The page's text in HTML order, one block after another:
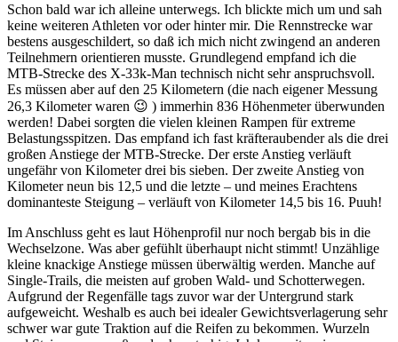
Schon bald war ich alleine unterwegs. Ich blickte mich um und sah
keine weiteren Athleten vor oder hinter mir. Die Rennstrecke war
bestens ausgeschildert, so daß ich mich nicht zwingend an anderen
Teilnehmern orientieren musste. Grundlegend empfand ich die
MTB-Strecke des X-33k-Man technisch nicht sehr anspruchsvoll.
Es müssen aber auf den 25 Kilometern (die nach eigener Messung
26,3 Kilometer waren 😉 ) immerhin 836 Höhenmeter überwunden
werden! Dabei sorgten die vielen kleinen Rampen für extreme
Belastungsspitzen. Das empfand ich fast kräfteraubender als die drei
großen Anstiege der MTB-Strecke. Der erste Anstieg verläuft
ungefähr von Kilometer drei bis sieben. Der zweite Anstieg von
Kilometer neun bis 12,5 und die letzte – und meines Erachtens
dominanteste Steigung – verläuft von Kilometer 14,5 bis 16. Puuh!
Im Anschluss geht es laut Höhenprofil nur noch bergab bis in die
Wechselzone. Was aber gefühlt überhaupt nicht stimmt! Unzählige
kleine knackige Anstiege müssen überwältig werden. Manche auf
Single-Trails, die meisten auf groben Wald- und Schotterwegen.
Aufgrund der Regenfälle tags zuvor war der Untergrund stark
aufgeweicht. Weshalb es auch bei idealer Gewichtsverlagerung sehr
schwer war gute Traktion auf die Reifen zu bekommen. Wurzeln